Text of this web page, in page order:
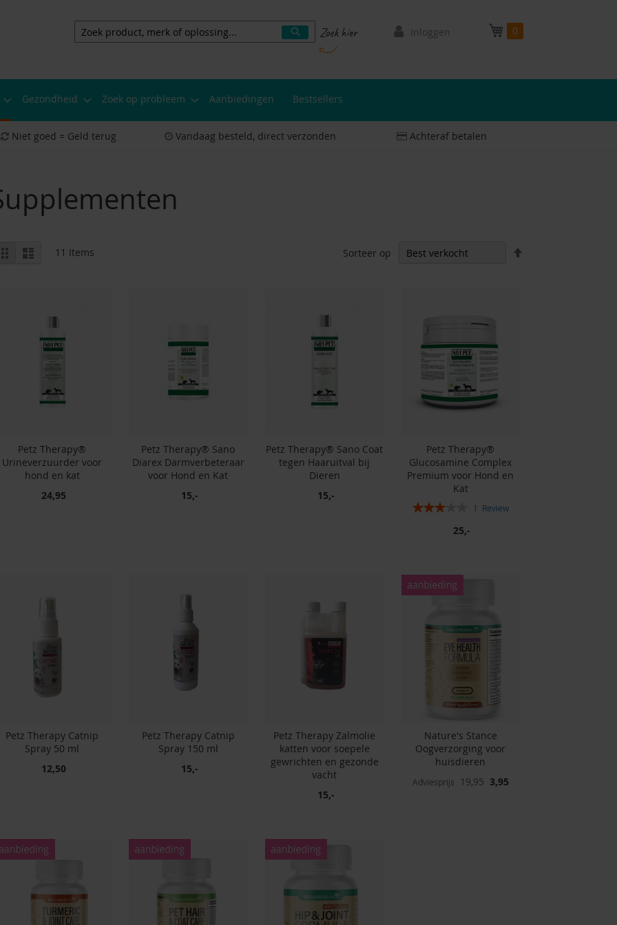
Mijn winkelwagen
0
Inloggen
Zoeken
ZoekenZoek hier
Gezondheid Zoek op probleem Aanbiedingen Bestsellers
Niet goed = Geld terug Vandaag besteld, direct verzonden Achteraf betalen
Bekijken
als
RoosterLijst 11 Items Sorteer op
Petz Therapy®
Urineverzuurder voor
hond en kat
24,95
Petz Therapy® Sano
Diarex Darmverbeteraar
voor Hond en Kat
15,-
Petz Therapy® Sano Coat
tegen Haaruitval bij
Dieren
15,-
Petz Therapy®
Glucosamine Complex
Premium voor Hond en
Kat
Rating:
1 Review
25,-
Petz Therapy Catnip
Spray 50 ml
12,50
Petz Therapy Catnip
Spray 150 ml
15,-
Petz Therapy Zalmolie
katten voor soepele
gewrichten en gezonde
vacht
15,-
Nature's Stance
Oogverzorging voor
huisdieren
Adviesprijs 19,95
Speciale
3,95